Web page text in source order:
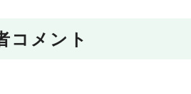
コメント